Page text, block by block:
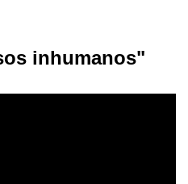
inhumanos"